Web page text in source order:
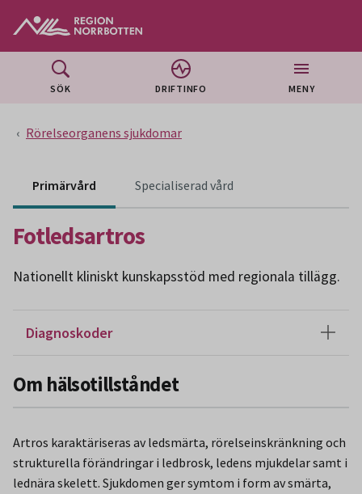
SÖK DRIFTINFO MENY
Rörelseorganens sjukdomar
Primärvård Specialiserad vård
Fotledsartros
Nationellt kliniskt kunskapsstöd med regionala tillägg.
Diagnoskoder
Om hälsotillståndet
Artros karaktäriseras av ledsmärta, rörelseinskränkning och
strukturella förändringar i ledbrosk, ledens mjukdelar samt i
lednära skelett. Sjukdomen ger symtom i form av smärta,